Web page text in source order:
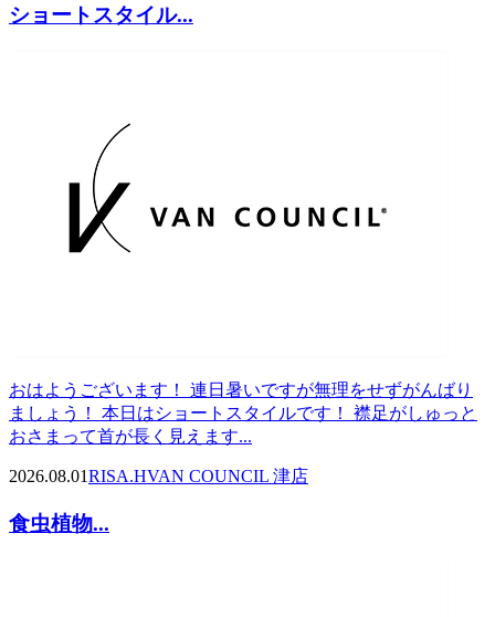
ショートスタイル...
おはようございます！ 連日暑いですが無理をせずがんばり
ましょう！ 本日はショートスタイルです！ 襟足がしゅっと
おさまって首が長く見えます...
2026.08.01RISA.HVAN COUNCIL 津店
食虫植物...